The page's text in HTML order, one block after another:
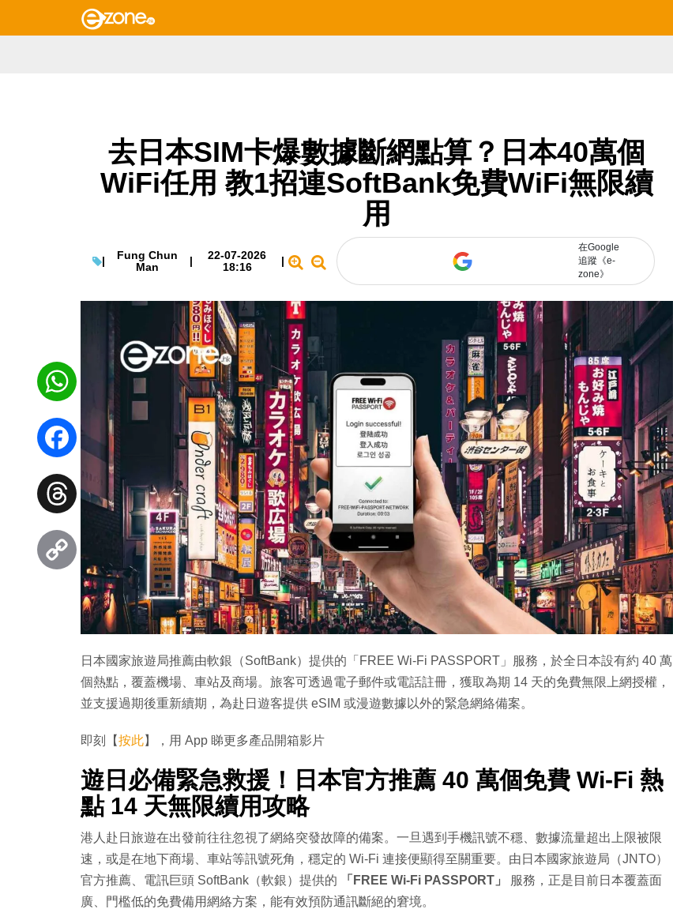
去日本SIM卡爆數據斷網點算？日本40萬個
WiFi任用 教1招連SoftBank免費WiFi無限續
用
|
Fung Chun
Man
|
22-07-2026
18:16
|
在Google
追蹤《e-
zone》
日本國家旅遊局推薦由軟銀（SoftBank）提供的「FREE Wi-Fi PASSPORT」服務，於全日本設有約 40 萬
個熱點，覆蓋機場、車站及商場。旅客可透過電子郵件或電話註冊，獲取為期 14 天的免費無限上網授權，
並支援過期後重新續期，為赴日遊客提供 eSIM 或漫遊數據以外的緊急網絡備案。
即刻【按此】，用 App 睇更多產品開箱影片
遊日必備緊急救援！日本官方推薦 40 萬個免費 Wi-Fi 熱
點 14 天無限續用攻略
港人赴日旅遊在出發前往往忽視了網絡突發故障的備案。一旦遇到手機訊號不穩、數據流量超出上限被限
速，或是在地下商場、車站等訊號死角，穩定的 Wi-Fi 連接便顯得至關重要。由日本國家旅遊局（JNTO）
官方推薦、電訊巨頭 SoftBank（軟銀）提供的
「FREE Wi-Fi PASSPORT」
服務，正是目前日本覆蓋面
廣、門檻低的免費備用網絡方案，能有效預防通訊斷絕的窘境。
WhatsApp
Facebook
Threads
Copy
Link